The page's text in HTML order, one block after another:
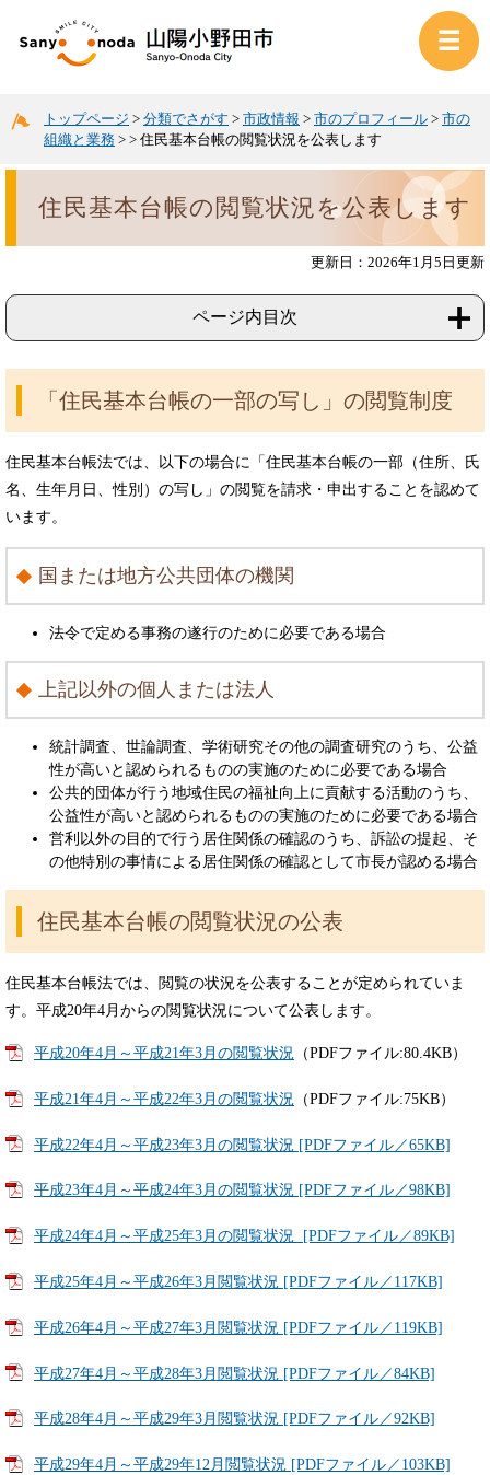
トップページ > 分類でさがす > 市政情報 > 市のプロフィール > 市の
組織と業務 > > 住民基本台帳の閲覧状況を公表します
住民基本台帳の閲覧状況を公表します
更新日：2026年1月5日更新
ページ内目次
「住民基本台帳の一部の写し」の閲覧制度
住民基本台帳法では、以下の場合に「住民基本台帳の一部（住所、氏
名、生年月日、性別）の写し」の閲覧を請求・申出することを認めて
います。
国または地方公共団体の機関
法令で定める事務の遂行のために必要である場合
上記以外の個人または法人
統計調査、世論調査、学術研究その他の調査研究のうち、公益
性が高いと認められるものの実施のために必要である場合
公共的団体が行う地域住民の福祉向上に貢献する活動のうち、
公益性が高いと認められるものの実施のために必要である場合
営利以外の目的で行う居住関係の確認のうち、訴訟の提起、そ
の他特別の事情による居住関係の確認として市長が認める場合
住民基本台帳の閲覧状況の公表
住民基本台帳法では、閲覧の状況を公表することが定められていま
す。平成20年4月からの閲覧状況について公表します。
平成20年4月～平成21年3月の閲覧状況 （PDFファイル:80.4KB）
平成21年4月～平成22年3月の閲覧状況 （PDFファイル:75KB）
平成22年4月～平成23年3月の閲覧状況 [PDFファイル／65KB]
平成23年4月～平成24年3月の閲覧状況 [PDFファイル／98KB]
平成24年4月～平成25年3月の閲覧状況 [PDFファイル／89KB]
平成25年4月～平成26年3月閲覧状況 [PDFファイル／117KB]
平成26年4月～平成27年3月閲覧状況 [PDFファイル／119KB]
平成27年4月～平成28年3月閲覧状況 [PDFファイル／84KB]
平成28年4月～平成29年3月閲覧状況 [PDFファイル／92KB]
平成29年4月～平成29年12月閲覧状況 [PDFファイル／103KB]